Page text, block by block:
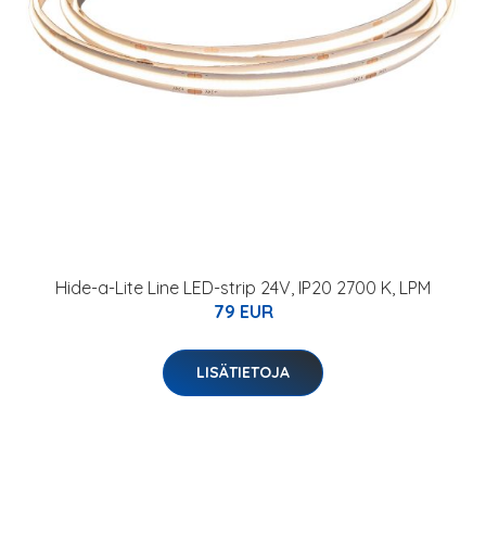
Hide-a-Lite Line LED-strip 24V, IP20 2700 K, LPM
79 EUR
LISÄTIETOJA